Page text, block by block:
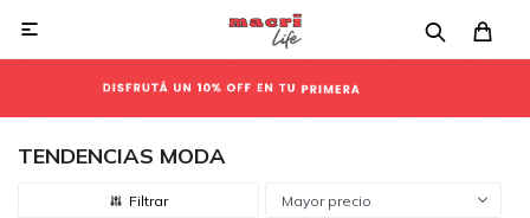

TENDENCIAS MODA
Mayor precio